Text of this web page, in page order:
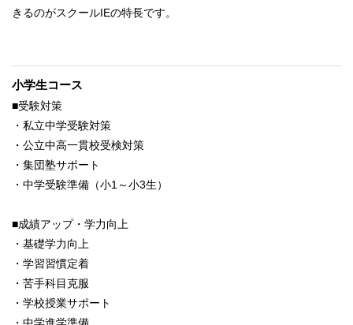
きるのがスクールIEの特長です。
小学生コース
■受験対策
・私立中学受験対策
・公立中高一貫校受検対策
・集団塾サポート
・中学受験準備（小1～小3生）
■成績アップ・学力向上
・基礎学力向上
・学習習慣定着
・苦手科目克服
・学校授業サポート
・中学進学準備